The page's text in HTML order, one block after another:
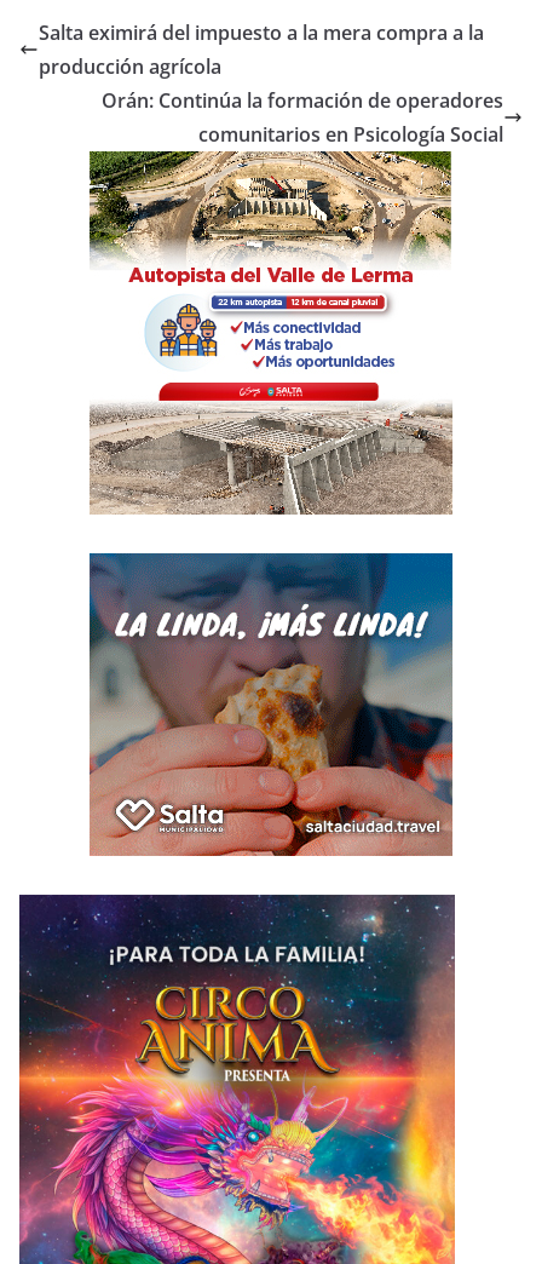
e
b
o
o
k
er s
A
p
p
p
tir
Salta eximirá del impuesto a la mera compra a la
producción agrícola
Orán: Continúa la formación de operadores
comunitarios en Psicología Social